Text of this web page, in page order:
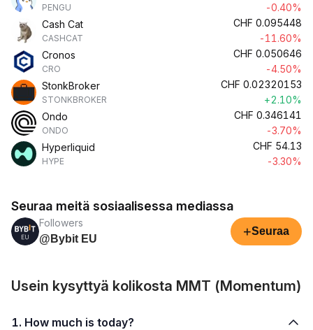
PENGU
-0.40%
Cash Cat
CASHCAT
CHF 0.095448
-11.60%
Cronos
CRO
CHF 0.050646
-4.50%
StonkBroker
STONKBROKER
CHF 0.02320153
+2.10%
Ondo
ONDO
CHF 0.346141
-3.70%
Hyperliquid
HYPE
CHF 54.13
-3.30%
Seuraa meitä sosiaalisessa mediassa
Followers
@Bybit EU
+Seuraa
Usein kysyttyä kolikosta MMT (Momentum)
1. How much is today?